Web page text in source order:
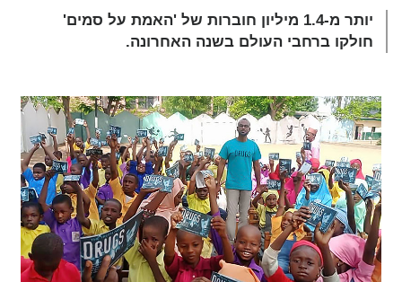
יותר מ-1.4 מיליון
חוברות של 'האמת על סמים'
חולקו ברחבי העולם בשנה האחרונה.